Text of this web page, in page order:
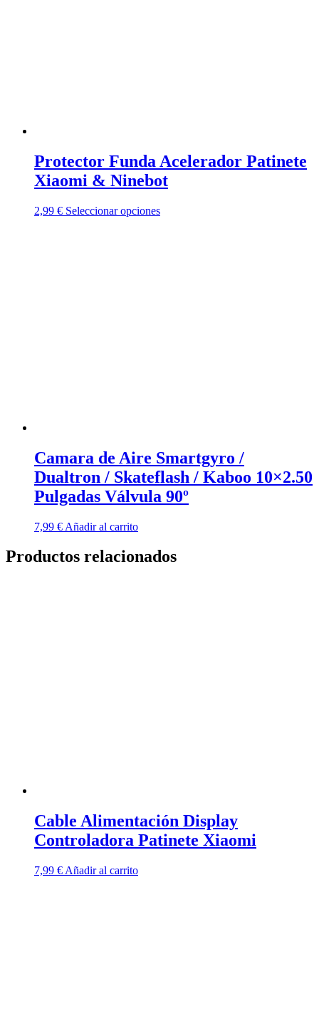
Protector Funda Acelerador Patinete
Xiaomi & Ninebot
2,99 € Seleccionar opcionesEste
Camara de Aire Smartgyro /
Dualtron / Skateflash / Kaboo 10×2.50
Pulgadas Válvula 90º
7,99 € Añadir al carrito
Productos relacionados
Cable Alimentación Display
Controladora Patinete Xiaomi
7,99 € Añadir al carrito